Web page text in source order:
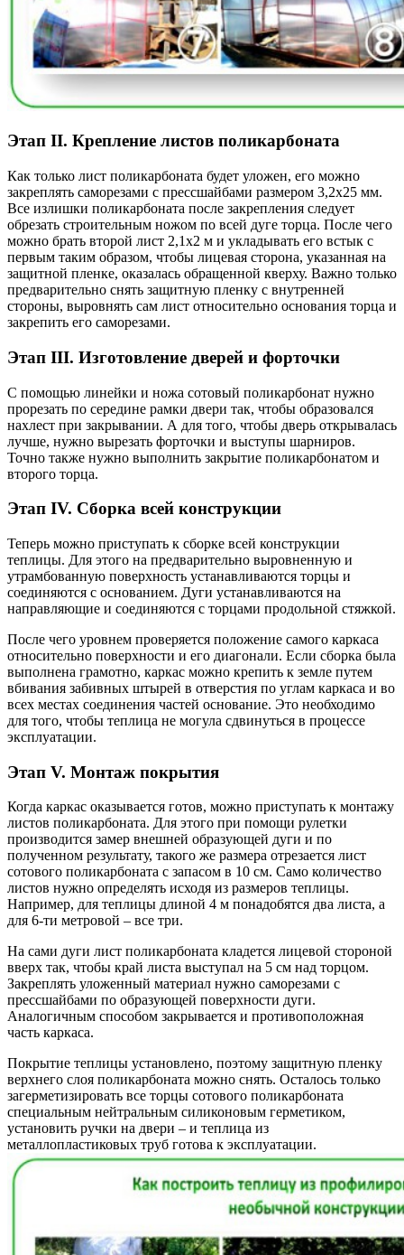
Этап II. Крепление листов поликарбоната
Как только лист поликарбоната будет уложен, его можно
закреплять саморезами с прессшайбами размером 3,2х25 мм.
Все излишки поликарбоната после закрепления следует
обрезать строительным ножом по всей дуге торца. После чего
можно брать второй лист 2,1х2 м и укладывать его встык с
первым таким образом, чтобы лицевая сторона, указанная на
защитной пленке, оказалась обращенной кверху. Важно только
предварительно снять защитную пленку с внутренней
стороны, выровнять сам лист относительно основания торца и
закрепить его саморезами.
Этап III. Изготовление дверей и форточки
С помощью линейки и ножа сотовый поликарбонат нужно
прорезать по середине рамки двери так, чтобы образовался
нахлест при закрывании. А для того, чтобы дверь открывалась
лучше, нужно вырезать форточки и выступы шарниров.
Точно также нужно выполнить закрытие поликарбонатом и
второго торца.
Этап IV. Сборка всей конструкции
Теперь можно приступать к сборке всей конструкции
теплицы. Для этого на предварительно выровненную и
утрамбованную поверхность устанавливаются торцы и
соединяются с основанием. Дуги устанавливаются на
направляющие и соединяются с торцами продольной стяжкой.
После чего уровнем проверяется положение самого каркаса
относительно поверхности и его диагонали. Если сборка была
выполнена грамотно, каркас можно крепить к земле путем
вбивания забивных штырей в отверстия по углам каркаса и во
всех местах соединения частей основание. Это необходимо
для того, чтобы теплица не могула сдвинуться в процессе
эксплуатации.
Этап V. Монтаж покрытия
Когда каркас оказывается готов, можно приступать к монтажу
листов поликарбоната. Для этого при помощи рулетки
производится замер внешней образующей дуги и по
полученном результату, такого же размера отрезается лист
сотового поликарбоната с запасом в 10 см. Само количество
листов нужно определять исходя из размеров теплицы.
Например, для теплицы длиной 4 м понадобятся два листа, а
для 6-ти метровой – все три.
На сами дуги лист поликарбоната кладется лицевой стороной
вверх так, чтобы край листа выступал на 5 см над торцом.
Закреплять уложенный материал нужно саморезами с
прессшайбами по образующей поверхности дуги.
Аналогичным способом закрывается и противоположная
часть каркаса.
Покрытие теплицы установлено, поэтому защитную пленку
верхнего слоя поликарбоната можно снять. Осталось только
загерметизировать все торцы сотового поликарбоната
специальным нейтральным силиконовым герметиком,
установить ручки на двери – и теплица из
металлопластиковых труб готова к эксплуатации.